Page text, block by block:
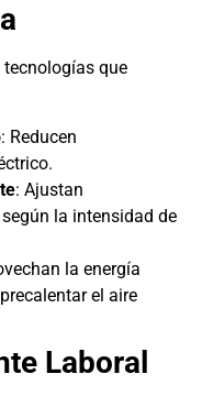
que
: Reducen
: Ajustan
la intensidad de
la energía
el aire
Laboral